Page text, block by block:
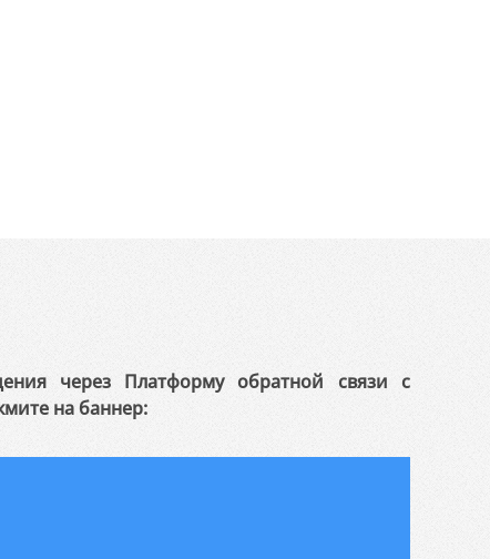
через Платформу обратной связи с
на баннер: